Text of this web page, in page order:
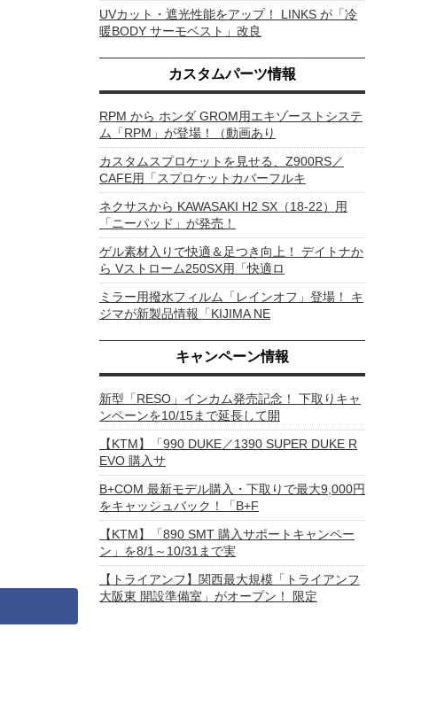
UVカット・遮光性能をアップ！ LINKS が「冷
暖BODY サーモベスト」改良
カスタムパーツ情報
RPM から ホンダ GROM用エキゾーストシステ
ム「RPM」が登場！（動画あり
カスタムスプロケットを見せる、Z900RS／
CAFE用「スプロケットカバーフルキ
ネクサスから KAWASAKI H2 SX（18-22）用
「ニーパッド」が発売！
ゲル素材入りで快適＆足つき向上！ デイトナか
ら Vストローム250SX用「快適ロ
ミラー用撥水フィルム「レインオフ」登場！ キ
ジマが新製品情報「KIJIMA NE
キャンペーン情報
新型「RESO」インカム発売記念！ 下取りキャ
ンペーンを10/15まで延長して開
【KTM】「990 DUKE／1390 SUPER DUKE R
EVO 購入サ
B+COM 最新モデル購入・下取りで最大9,000円
をキャッシュバック！「B+F
【KTM】「890 SMT 購入サポートキャンペー
ン」を8/1～10/31まで実
【トライアンフ】関西最大規模「トライアンフ
大阪東 開設準備室」がオープン！ 限定